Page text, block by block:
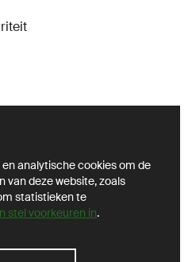
analytische cookies om de
van deze website, zoals
statistieken te
stel voorkeuren in.